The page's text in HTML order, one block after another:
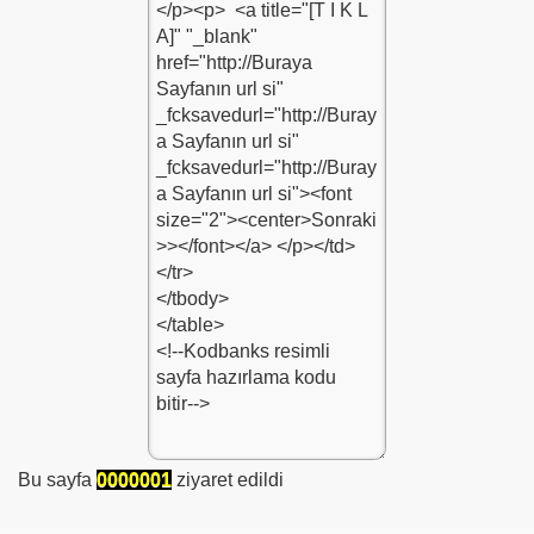
Bu sayfa 0000001 ziyaret edildi